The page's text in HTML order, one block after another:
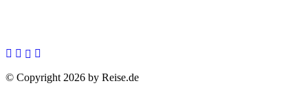
© Copyright 2026 by Reise.de